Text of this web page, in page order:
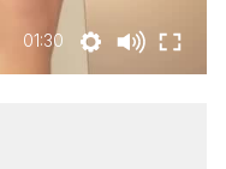
01:30